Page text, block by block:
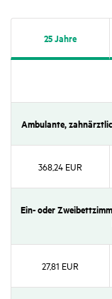
25 Jahre
Ambu­lante,
368,24 EUR
Ein- oder
27,81 EUR